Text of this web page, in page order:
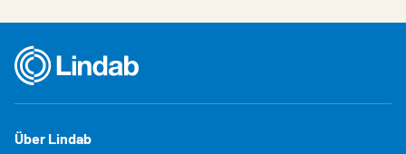
Über Lindab